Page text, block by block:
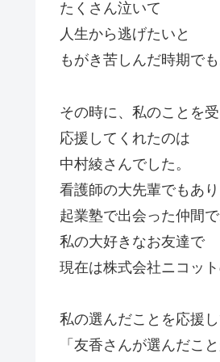
たくさん泣いて
人生から逃げたいと
もがき苦しんだ時期でも
その時に、私のことを
応援してくれたのは
中村綾さんでした。
看護師の大先輩でもあり
起業塾で出会った仲間で
私の大好きなお友達で
現在は株式会社ニコッ
私の選んだことを応援
「友香さんが選んだこ